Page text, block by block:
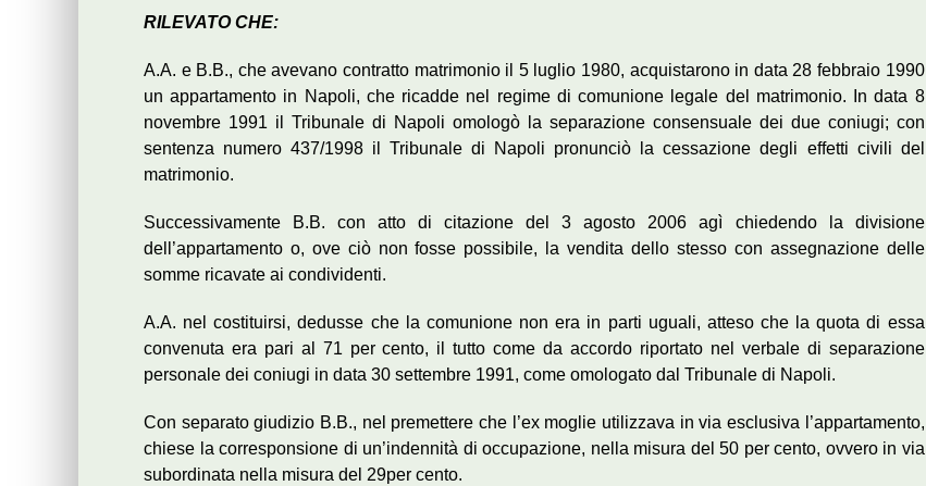
RILEVATO CHE:
A.A. e B.B., che avevano contratto matrimonio il 5 luglio 1980, acquistarono in data 28 febbraio 1990
un appartamento in Napoli, che ricadde nel regime di comunione legale del matrimonio. In data 8
novembre 1991 il Tribunale di Napoli omologò la separazione consensuale dei due coniugi; con
sentenza numero 437/1998 il Tribunale di Napoli pronunciò la cessazione degli effetti civili del
matrimonio.
Successivamente B.B. con atto di citazione del 3 agosto 2006 agì chiedendo la divisione
dell’appartamento o, ove ciò non fosse possibile, la vendita dello stesso con assegnazione delle
somme ricavate ai condividenti.
A.A. nel costituirsi, dedusse che la comunione non era in parti uguali, atteso che la quota di essa
convenuta era pari al 71 per cento, il tutto come da accordo riportato nel verbale di separazione
personale dei coniugi in data 30 settembre 1991, come omologato dal Tribunale di Napoli.
Con separato giudizio B.B., nel premettere che l’ex moglie utilizzava in via esclusiva l’appartamento,
chiese la corresponsione di un’indennità di occupazione, nella misura del 50 per cento, ovvero in via
subordinata nella misura del 29per cento.